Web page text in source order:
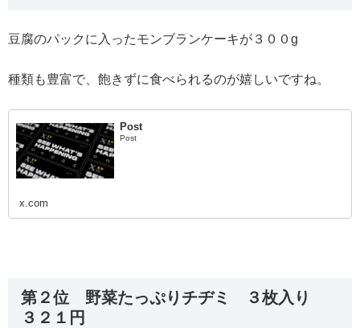
豆腐のパックに入ったモンブランケーキが３００g
種類も豊富で、飽きずに食べられるのが嬉しいですね。
Post
Post
x.com
第２位 野菜たっぷりチヂミ ３枚入り
３２１円